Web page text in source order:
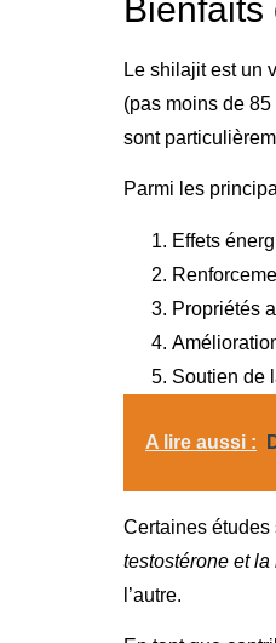
Bienfaits
Le shilajit est un
(pas moins de
sont
Parmi les
Effets
Propriétés
Soutien de
A lire aussi :
Certaines études
testostérone et la
l’autre.